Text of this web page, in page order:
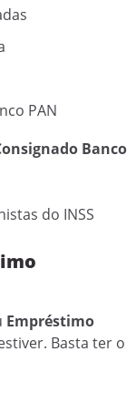
PAN
Banco
do INSS
Empréstimo
Basta ter o